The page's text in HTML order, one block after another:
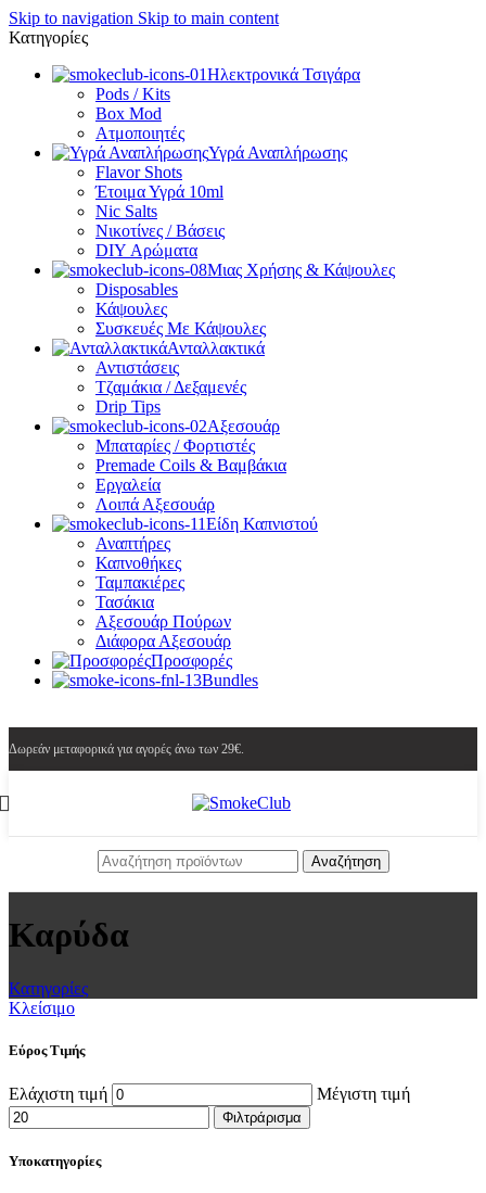
Skip to navigation Skip to main content
Κατηγορίες
Ηλεκτρονικά Τσιγάρα
Pods / Kits
Box Mod
Ατμοποιητές
Υγρά Αναπλήρωσης
Flavor Shots
Έτοιμα Υγρά 10ml
Nic Salts
Νικοτίνες / Βάσεις
DIY Αρώματα
Μιας Χρήσης & Κάψουλες
Disposables
Κάψουλες
Συσκευές Με Κάψουλες
Ανταλλακτικά
Αντιστάσεις
Τζαμάκια / Δεξαμενές
Drip Tips
Αξεσουάρ
Μπαταρίες / Φορτιστές
Premade Coils & Βαμβάκια
Εργαλεία
Λοιπά Αξεσουάρ
Είδη Καπνιστού
Αναπτήρες
Καπνοθήκες
Ταμπακιέρες
Τασάκια
Αξεσουάρ Πούρων
Διάφορα Αξεσουάρ
Προσφορές
Bundles
Δωρεάν μεταφορικά για αγορές άνω των 29€.
Αναζήτηση
Καρύδα
Κατηγορίες
Κλείσιμο
Εύρος Τιμής
Ελάχιστη τιμή Μέγιστη τιμή
Φιλτράρισμα
Υποκατηγορίες